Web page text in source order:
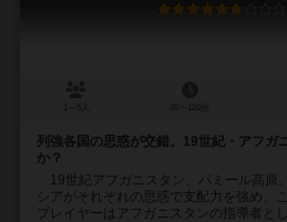
列強各国の思惑が交錯。19世紀・アフガ
か？
19世紀アフガニスタン、パミール高原
シアがそれぞれの思惑で支配力を強め、
プレイヤーはアフガニスタンの指導者と